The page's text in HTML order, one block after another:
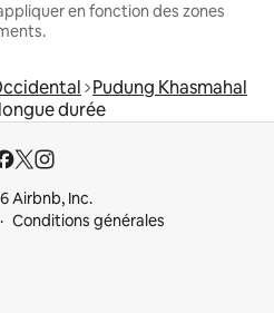
en fonction des zones
Pudung Khasmahal
durée
Airbnb, Inc.
Conditions générales